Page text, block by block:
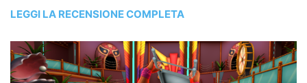
LEGGI LA RECENSIONE COMPLETA